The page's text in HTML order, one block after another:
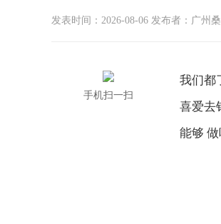
发表时间：2026-08-06 发布者： 广州
手机扫一扫
我们都
喜爱去
能够